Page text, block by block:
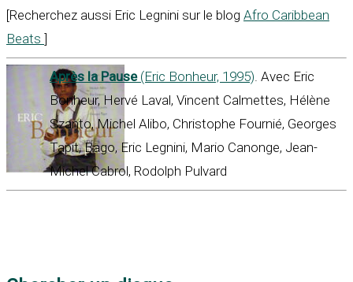
[Recherchez aussi Eric Legnini sur le blog Afro Caribbean
Beats ]
Après la Pause(Eric Bonheur, 1995). Avec Eric
Bonheur, Hervé Laval, Vincent Calmettes, Hélène
Szanto, Michel Alibo, Christophe Fournié, Georges
Tapit, Bago, Eric Legnini, Mario Canonge, Jean-
Michel Cabrol, Rodolph Pulvard